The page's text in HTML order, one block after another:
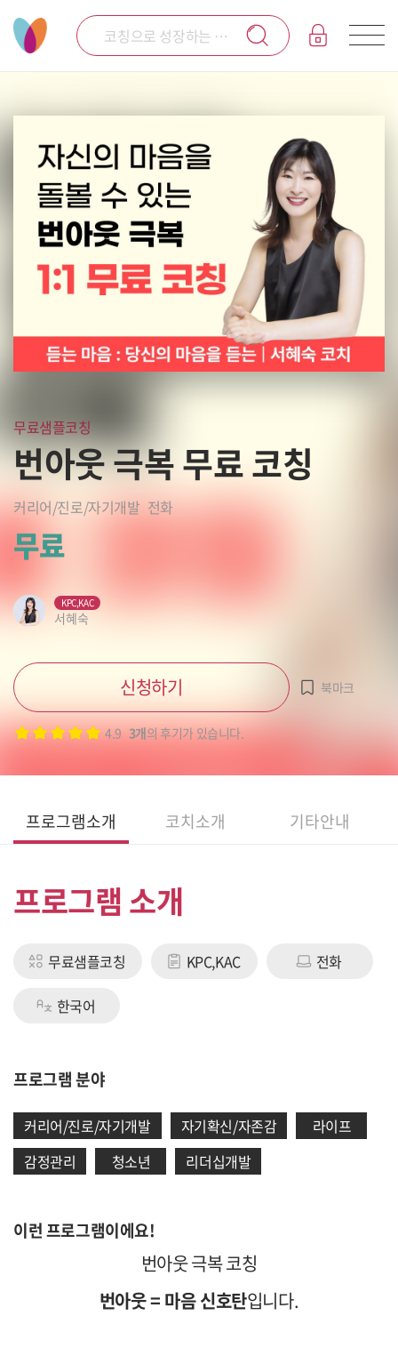
코칭으로 성장하는 코칭 전문 플랫폼 코아시스입니다.
무료샘플코칭
번아웃 극복 무료 코칭
커리어/진로/자기개발 전화
무료
KPC,KAC
서혜숙
신청하기 북마크
4.9 3개의 후기가 있습니다.
프로그램소개 코치소개 기타안내
프로그램 소개
무료샘플코칭 KPC,KAC 전화
한국어
프로그램 분야
커리어/진로/자기개발 자기확신/자존감
라이프
감정관리
청소년 리더십개발
이런 프로그램이에요!
번아웃 극복 코칭
번아웃 = 마음 신호탄입니다.